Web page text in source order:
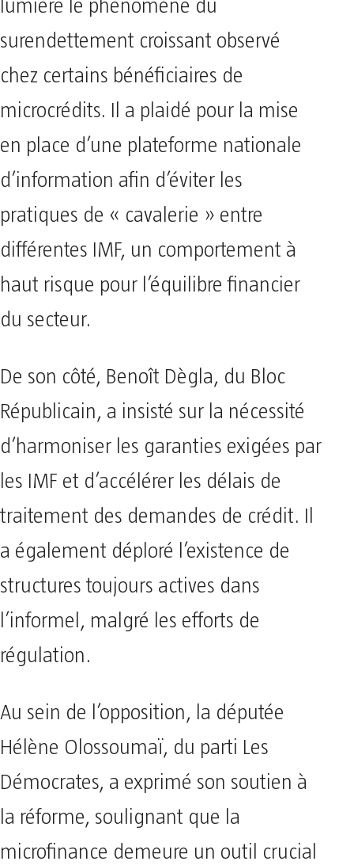
lumière le phénomène du
surendettement croissant observé
chez certains bénéficiaires de
microcrédits. Il a plaidé pour la mise
en place d’une plateforme nationale
d’information afin d’éviter les
pratiques de « cavalerie » entre
différentes IMF, un comportement à
haut risque pour l’équilibre financier
du secteur.
De son côté, Benoît Dègla, du Bloc
Républicain, a insisté sur la nécessité
d’harmoniser les garanties exigées par
les IMF et d’accélérer les délais de
traitement des demandes de crédit. Il
a également déploré l’existence de
structures toujours actives dans
l’informel, malgré les efforts de
régulation.
Au sein de l’opposition, la députée
Hélène Olossoumaï, du parti Les
Démocrates, a exprimé son soutien à
la réforme, soulignant que la
microfinance demeure un outil crucial